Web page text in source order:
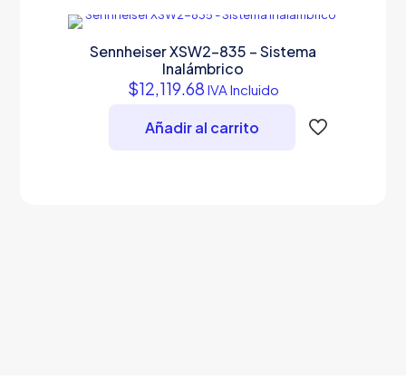
Sennheiser XSW2-835 – Sistema
Inalámbrico
$12,119.68 IVA Incluido
Añadir al carrito